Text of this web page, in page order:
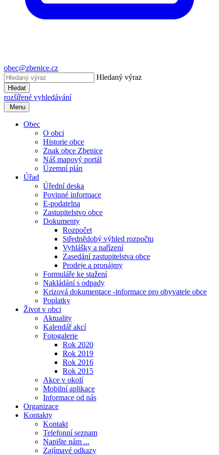
obec@zbenice.cz
Hledaný výraz
Hledat
rozšířené vyhledávání
Menu
Obec
O obci
Historie obce
Znak obce Zbenice
Náš mapový portál
Územní plán
Úřad
Úřední deska
Povinné informace
E-podatelna
Zastupitelstvo obce
Dokumenty
Rozpočet
Střednědobý výhled rozpočtu
Vyhlášky a nařízení
Zasedání zastupitelstva obce
Prodeje a pronájmy
Formuláře ke stažení
Nakládání s odpady
Krizová dokumentace -informace pro obyvatele obce
Poplatky
Život v obci
Aktuality
Kalendář akcí
Fotogalerie
Rok 2020
Rok 2019
Rok 2016
Rok 2015
Akce v okolí
Mobilní aplikace
Informace od nás
Organizace
Kontakty
Kontakt
Telefonní seznam
Napište nám ...
Zajímavé odkazy